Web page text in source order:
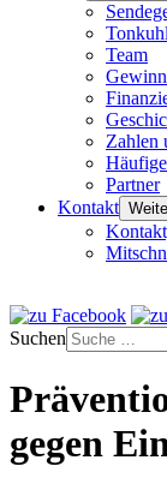
Team
Zahlen
Partner
Kontakt
Suchen
gegen